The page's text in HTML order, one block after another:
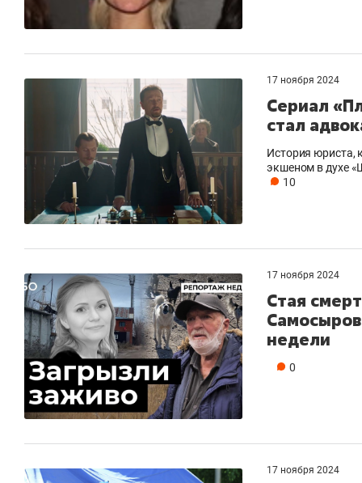
17 ноября 2024
Сериал
стал
История юриста,
экшеном в духе
10
17 ноября 2024
Стая
недели
0
17 ноября 2024